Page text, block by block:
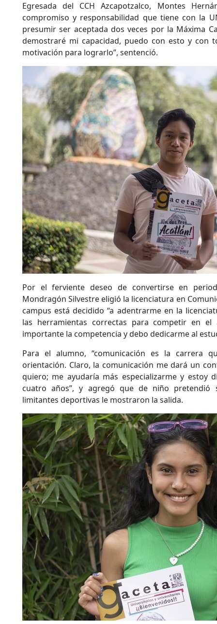
Egresada del CCH Azcapotzalco, Montes
compromiso y responsabilidad que tiene con la
presumir ser aceptada dos veces por la Máxima
demostraré mi capacidad, puedo con esto y con
motivación para lograrlo”, sentenció.
Por el ferviente deseo de convertirse en
Mondragón Silvestre eligió la licenciatura en
campus está decidido “a adentrarme en la
las herramientas correctas para competir en
importante la competencia y debo dedicarme al
Para el alumno, “comunicación es la carrera
orientación. Claro, la comunicación me dará un
quiero; me ayudaría más especializarme y estoy
cuatro años”, y agregó que de niño pretendió
limitantes deportivas le mostraron la salida.